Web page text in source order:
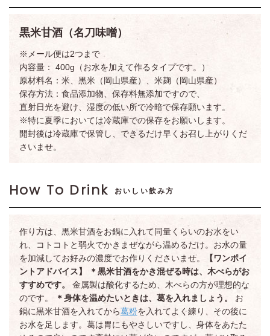
黒米甘酒（名刀味噌）
※メール便は2つまで
内容量： 400g（お水を加えて作るタイプです。）
原材料名：米、黒米（岡山県産）、米麹（岡山県産）
保存方法：食品添加物、保存料無添加ですので、
直射日光を避け、湿度の低い所で冷暗で保存願います。
※特に夏季においては冷蔵庫での保存をお願いします。
開封後は冷蔵庫で保管し、できるだけ早くお召し上がりくだ
さいませ。
How To Drink おいしい飲み方
作り方は、黒米甘酒をお鍋に入れて同量くらいのお水をい
れ、コトコトと弱火でかきまぜながら温めるだけ。お水の量
を加減してお好みの濃度でお作りくださいませ。
【ワンポイ
ントアドバイス】
＊黒米甘酒をかき混ぜる時は、木べらがお
すすめです。
金属製は酸化するため、木べらの方が理想的な
のです。
＊身体を温めたいときは、葛を入れましょう。
お
鍋に黒米甘酒を入れてから葛粉を入れてよく練り、その後に
お水を足します。葛は胃にもやさしいですし、身体をあたた